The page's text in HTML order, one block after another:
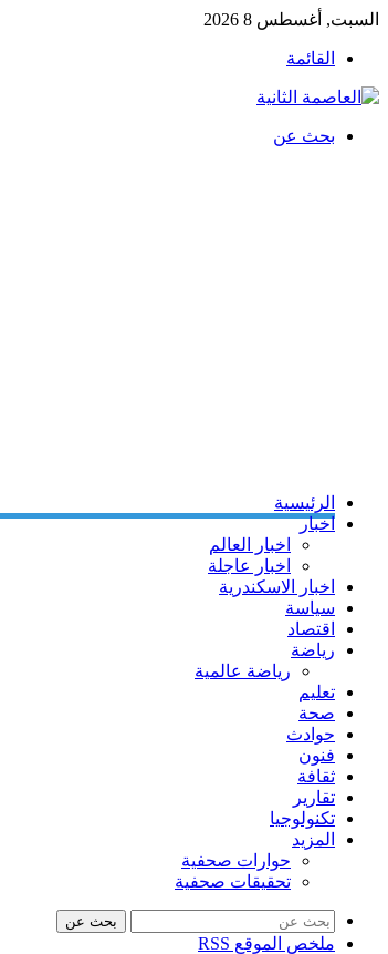
السبت, أغسطس 8 2026
القائمة
بحث عن
الرئيسية
اخبار
اخبار العالم
اخبار عاجلة
اخبار الاسكندرية
سياسة
اقتصاد
رياضة
رياضة عالمية
تعليم
صحة
حوادث
فنون
ثقافة
تقارير
تكنولوجيا
المزيد
حوارات صحفية
تحقيقات صحفية
بحث عن
ملخص الموقع RSS